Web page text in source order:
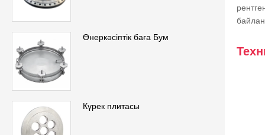
Өнеркәсіптік баға Бум
Күрек плитасы